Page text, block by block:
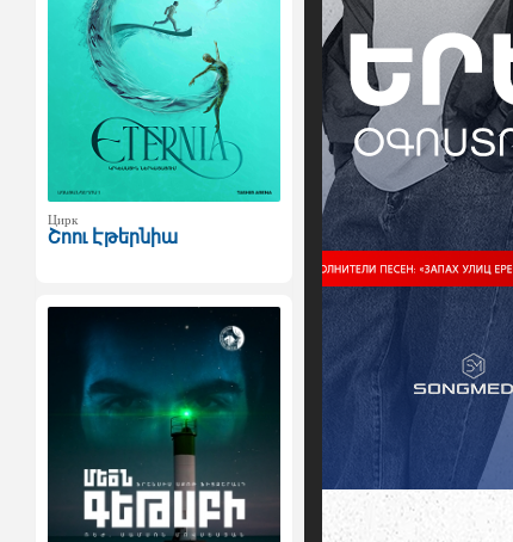
Цирк
Շոու Էթերնիա